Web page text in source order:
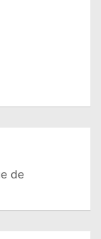
de